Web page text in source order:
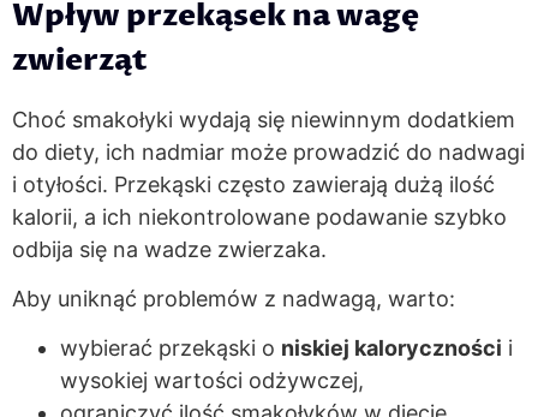
Wpływ przekąsek na wagę
zwierząt
Choć smakołyki wydają się niewinnym dodatkiem
do diety, ich nadmiar może prowadzić do nadwagi
i otyłości. Przekąski często zawierają dużą ilość
kalorii, a ich niekontrolowane podawanie szybko
odbija się na wadze zwierzaka.
Aby uniknąć problemów z nadwagą, warto:
wybierać przekąski o niskiej kaloryczności i
wysokiej wartości odżywczej,